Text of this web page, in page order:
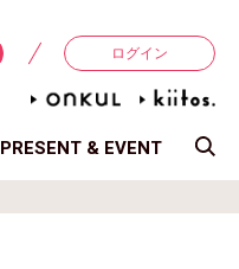
ログイン
PRESENT & EVENT